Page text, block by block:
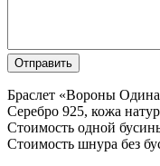
Браслет «Вороны
Серебро 925, кожа
Стоимость одной
Стоимость шнура без